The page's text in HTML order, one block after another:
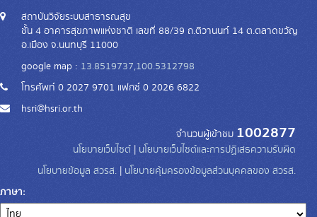
สถาบันวิจัยระบบสาธารณสุข
ชั้น 4 อาคารสุขภาพแห่งชาติ เลขที่ 88/39 ถ.ติวานนท์ 14 ต.ตลาดขวัญ
อ.เมือง จ.นนทบุรี 11000
google map : 13.8519737,100.5312798
โทรศัพท์ 0 2027 9701 แฟกซ์ 0 2026 6822
hsri@hsri.or.th
จำนวนผู้เข้าชม 1002877
นโยบายเว็บไซต์ | นโยบายเว็บไซต์และการปฏิเสธความรับผิด
นโยบายข้อมูล สวรส. | นโยบายคุ้มครองข้อมูลส่วนบุคคลของ สวรส.
ภาษา